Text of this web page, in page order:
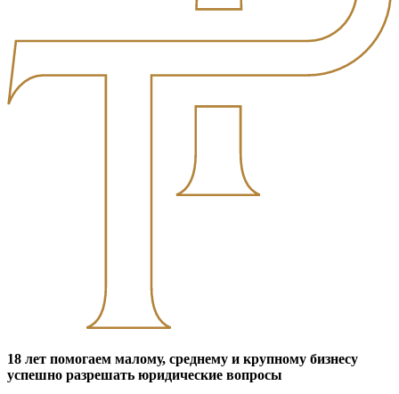
18 лет помогаем малому, среднему и крупному бизнесу
успешно разрешать юридические вопросы